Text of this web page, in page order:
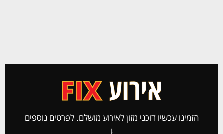
הזמינו עכשיו דוכני מזון לאירוע מושלם. לפרטים נוספים
↓